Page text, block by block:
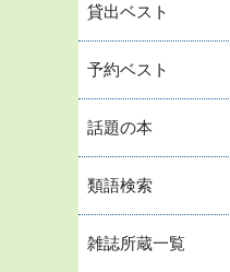
貸出ベスト
予約ベスト
話題の本
類語検索
雑誌所蔵一覧